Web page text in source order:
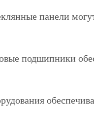
панели
подшипники